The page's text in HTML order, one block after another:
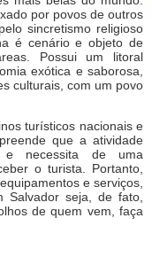
por povos de outros
sincretismo religioso
é cenário e objeto de
Possui um litoral
exótica e saborosa,
culturais, com um povo
turísticos nacionais e
que a atividade
e necessita de uma
o turista. Portanto,
e serviços,
seja, de fato,
de quem vem, faça